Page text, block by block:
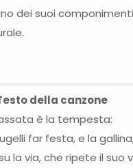
dei suoi
della canzone
è la tempesta:
far festa, e la
la via, che ripete il suo